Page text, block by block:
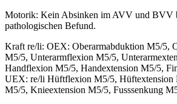
Motorik: Kein Absinken im AVV und BVV
pathologischen Befund.
Kraft re/li: OEX: Oberarmabduktion M5/5,
M5/5, Unterarmflexion M5/5,
Handflexion M5/5, Handextension M5/5,
UEX: re/li Hüftflexion M5/5, Hüftextension
M5/5, Knieextension M5/5, Fusssenkung